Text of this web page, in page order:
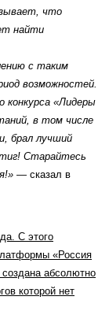
что
найти
с таким
возможностей.
конкурса «Лидеры
в том числе
брал лучший
Старайтесь
— сказал в
С этого
«Россия
абсолютно
которой нет